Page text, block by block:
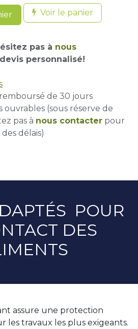
Voir le panier
pas à nous
personnalisé!
de 30 jours
ouvrables (sous réserve de
pas à nous contacter pour
délais)
POUR
DES
assure une protection
les travaux les plus exigeants.